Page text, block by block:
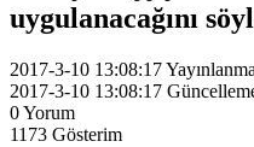
uygulanacağını
2017-3-10 13:08:17Yayınlanma
2017-3-10 13:08:17
0Yorum
1173 Gösterim